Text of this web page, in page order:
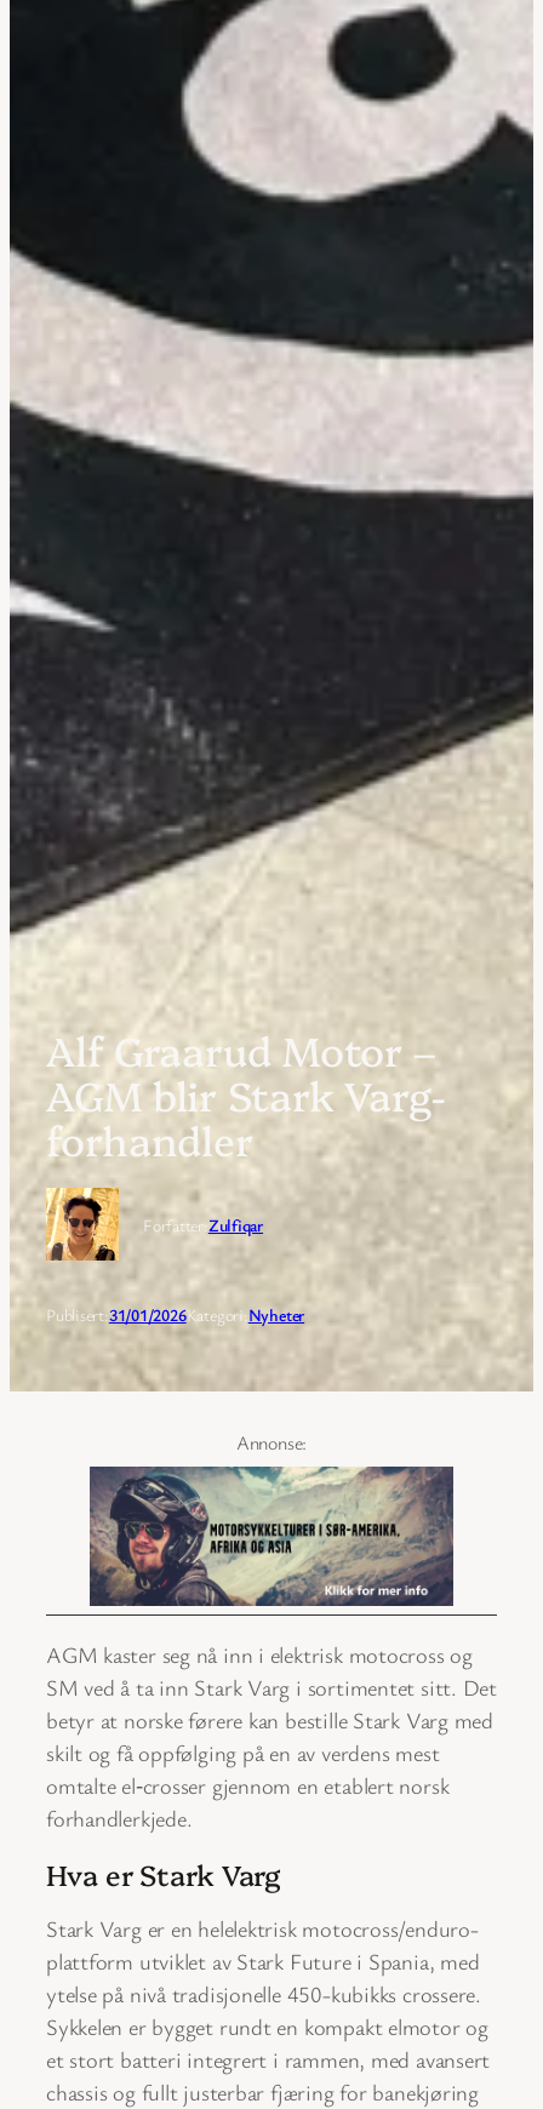
Alf Graarud Motor –
AGM blir Stark Varg-
forhandler
Forfatter:Zulfiqar
Publisert:31/01/2026Kategori:Nyheter
AGM kaster seg nå inn i elektrisk motocross og
SM ved å ta inn Stark Varg i sortimentet sitt. Det
betyr at norske førere kan bestille Stark Varg med
skilt og få oppfølging på en av verdens mest
omtalte el‑crosser gjennom en etablert norsk
forhandlerkjede.
Hva er Stark Varg
Stark Varg er en helelektrisk motocross/enduro-
plattform utviklet av Stark Future i Spania, med
ytelse på nivå tradisjonelle 450-kubikks crossere.
Sykkelen er bygget rundt en kompakt elmotor og
et stort batteri integrert i rammen, med avansert
chassis og fullt justerbar fjæring for banekjøring